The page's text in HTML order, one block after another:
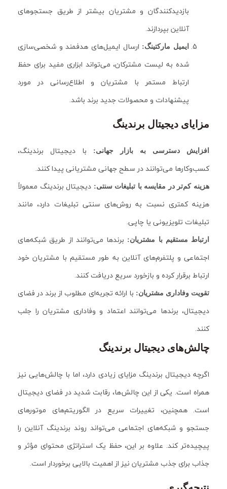
بازدیدکنندگان و مشتریان بیشتر از طریق جستجوهای
آنلاین بپردازند.
ایمیل مارکتینگ: ارسال ایمیل‌های هدفمند و شخصی‌سازی
شده به لیست مشترکان، می‌تواند ابزاری مفید برای حفظ
ارتباط مستمر با مشتریان و اطلاع‌رسانی در مورد
پیشنهادات و محصولات جدید برند باشد.
مزایای دیجیتال برندینگ
افزایش دسترسی به بازار جهانی:
با دیجیتال برندینگ،
کسب‌وکارها می‌توانند در سطح جهانی مشتریانی پیدا کنند.
هزینه کم‌تر در مقایسه با تبلیغات سنتی: دیجیتال برندینگ معمولاً
هزینه کمتری نسبت به روش‌های سنتی تبلیغات دارد، مانند
تبلیغات تلویزیونی یا چاپی.
ارتباط مستقیم با مشتریان: برندها می‌توانند از طریق شبکه‌های
اجتماعی و پلتفرم‌های آنلاین به طور مستقیم با مشتریان خود
ارتباط برقرار کرده و بازخورد سریع دریافت کنند.
تقویت وفاداری مشتریان: با ارائه تجربه‌ای مطلوب از برند در فضای
دیجیتال، برندها می‌توانند اعتماد و وفاداری مشتریان را جلب
کنند.
چالش‌های دیجیتال برندینگ
اگرچه دیجیتال برندینگ مزایای زیادی دارد، اما با چالش‌هایی نیز
همراه است. یکی از این چالش‌ها، رقابت شدید در فضای دیجیتال
است. همچنین، تغییرات سریع در الگوریتم‌های موتورهای
جستجو و شبکه‌های اجتماعی می‌تواند روند برندینگ آنلاین را
پیچیده‌تر کند. علاوه بر این، حفظ یک استراتژی محتوای مؤثر و
جذاب برای جذب مشتریان نیز از اهمیت بالایی برخوردار است.